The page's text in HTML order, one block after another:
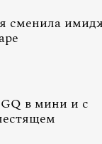
сменила
в мини и с